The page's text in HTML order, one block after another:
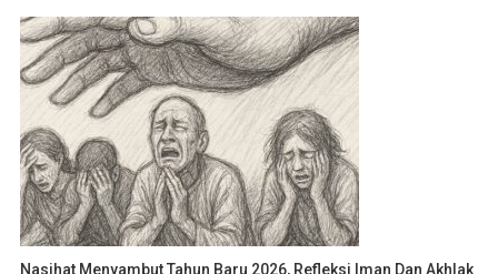
Nasihat Menyambut Tahun Baru 2026, Refleksi Iman Dan Akhlak